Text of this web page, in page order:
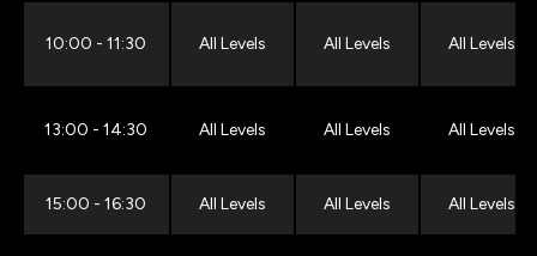
10:00 - 11:30 All Levels All Levels All Levels
13:00 - 14:30 All Levels All Levels All Levels
15:00 - 16:30 All Levels All Levels All Levels